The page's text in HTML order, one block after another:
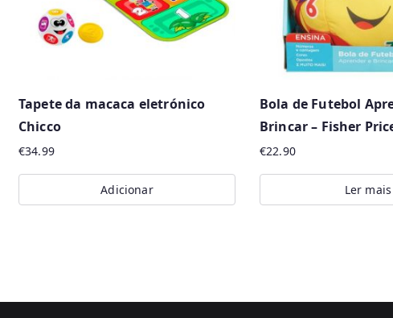
Tapete da macaca eletrónico
Chicco
€34.99
Adicionar
Bola de Futebol
Brincar – Fisher
€22.90
Ler mais